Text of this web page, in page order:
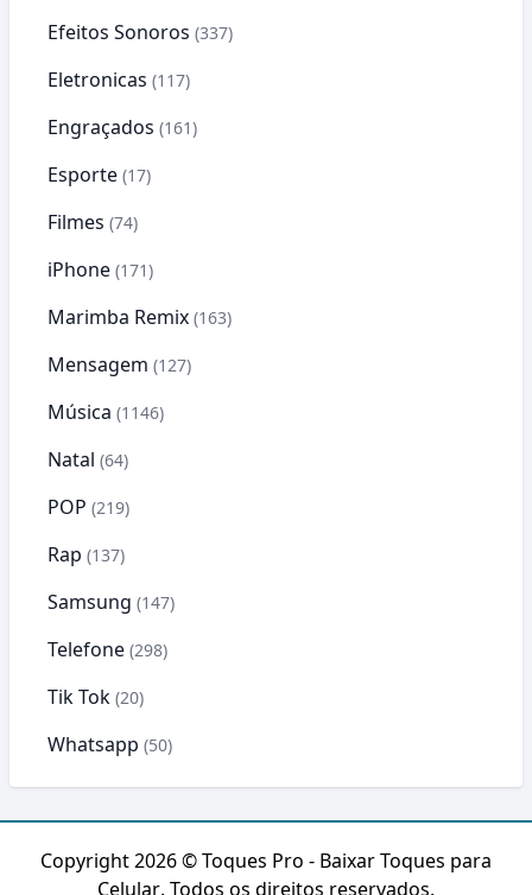
Efeitos Sonoros (337)
Eletronicas (117)
Engraçados (161)
Esporte (17)
Filmes (74)
iPhone (171)
Marimba Remix (163)
Mensagem (127)
Música (1146)
Natal (64)
POP (219)
Rap (137)
Samsung (147)
Telefone (298)
Tik Tok (20)
Whatsapp (50)
Copyright 2026 ©Toques Pro - Baixar Toques para
Celular. Todos os direitos reservados.